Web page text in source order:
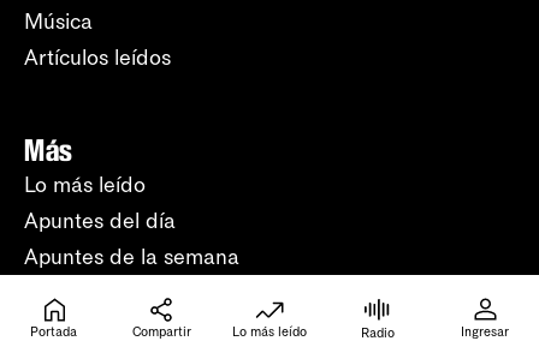
Música
Artículos leídos
Más
Lo más leído
Apuntes del día
Apuntes de la semana
En vivo
Fotografía
Portada Compartir Lo más leído Radio Ingresar